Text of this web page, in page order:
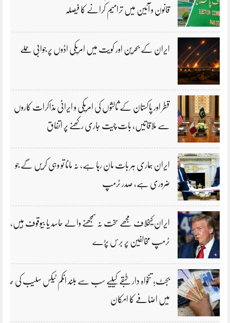
قانون و آئین میں ترامیم کرانے کا فیصلہ
ایران کے بحرین اور کویت میں امریکی اڈوں پر جوابی حملے
قطر اور پاکستان کے ثالثوں کی امریکی و ایرانی مذاکرات کاروں
سے ملاقاتیں، بات چیت جاری رکھنے پر اتفاق
ایران ہماری ہر بات مان رہا ہے، نہ مانا تو وہی کریں گے جو
ضروری ہے، صدر ٹرمپ
ایران کیخلاف مجھے سخت نہ سمجھنے والے حاسد یا بیوقوف ہیں،
ٹرمپ مخالفین پر برس پڑے
بجٹ؛ تنخواہ دار طبقے کیلیے سب سے بلند انکم ٹیکس سلیب کی حد
میں اضافے کا امکان